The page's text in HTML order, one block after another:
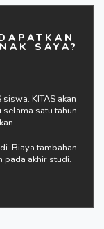
SAYA?
KITAS akan
satu tahun.
Biaya tambahan
pada akhir studi.